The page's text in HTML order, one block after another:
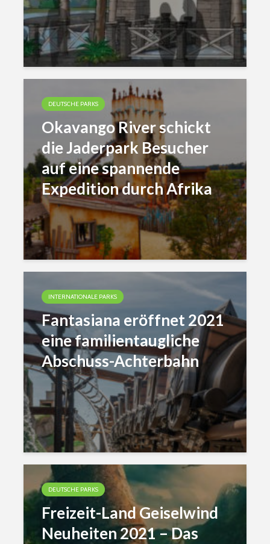
DEUTSCHE PARKS
Okavango River schickt
die Jaderpark Besucher
auf eine spannende
Expedition durch Afrika
INTERNATIONALE PARKS
Fantasiana eröffnet 2021
eine familientaugliche
Abschuss-Achterbahn
DEUTSCHE PARKS
Freizeit-Land Geiselwind
Neuheiten 2021 – Das